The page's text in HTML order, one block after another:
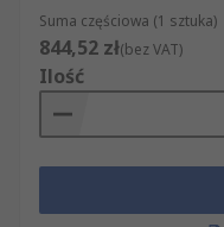
Suma częściowa (1 sztuka)
844,52 zł(bez VAT)
Ilość